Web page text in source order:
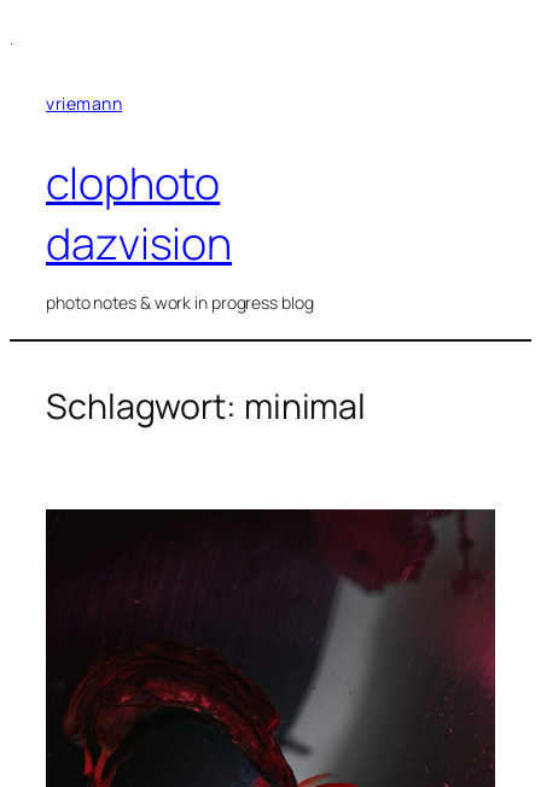
Inhalt
.
vriemann
clophoto
dazvision
photo notes & work in progress blog
Schlagwort: minimal